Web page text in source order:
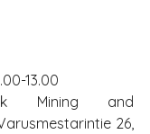
13.00
Mining and
26,